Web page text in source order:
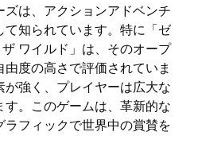
ズは、アクションアドベンチ
知られています。特に「ゼ
ワイルド」は、そのオープ
度の高さで評価されていま
強く、プレイヤーは広大な
。このゲームは、革新的な
フィックで世界中の賞賛を